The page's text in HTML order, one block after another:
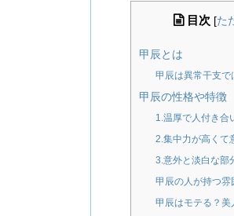
目次 [た
甲辰とは
甲辰は異常干支で
甲辰の性格や特徴
1.温厚で人付き合
2.集中力が高くて
3.意外と淡白な部
甲辰の人が持つ雰
甲辰はモテる？美